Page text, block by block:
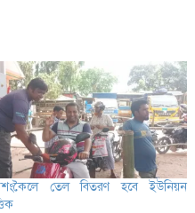
তেল বিতরণ হবে ইউনিয়ন